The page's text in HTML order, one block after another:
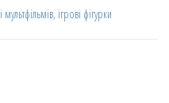
ігрові фігурки